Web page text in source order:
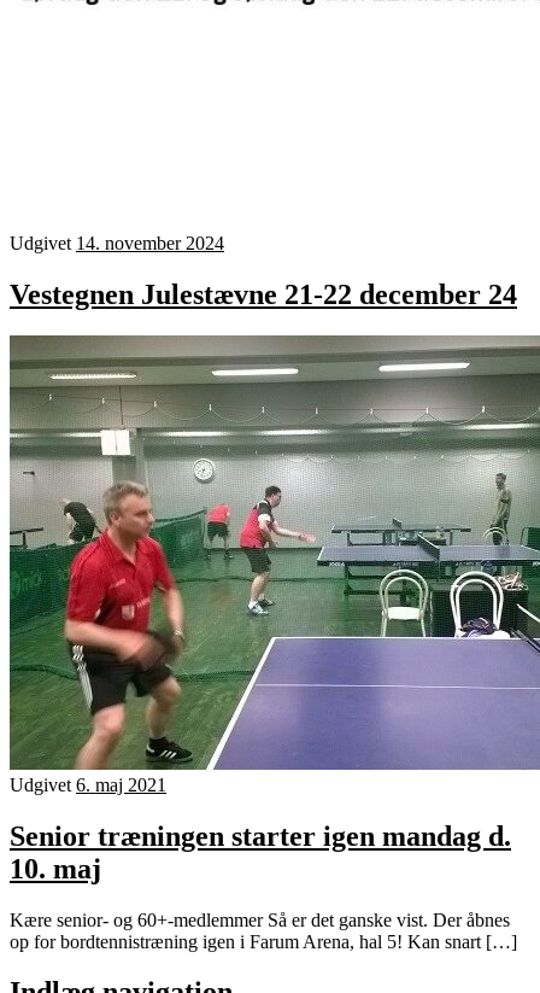
Udgivet 14. november 2024
Vestegnen Julestævne 21-22 december 24
Udgivet 6. maj 2021
Senior træningen starter igen mandag d.
10. maj
Kære senior- og 60+-medlemmer Så er det ganske vist. Der åbnes
op for bordtennistræning igen i Farum Arena, hal 5! Kan snart […]